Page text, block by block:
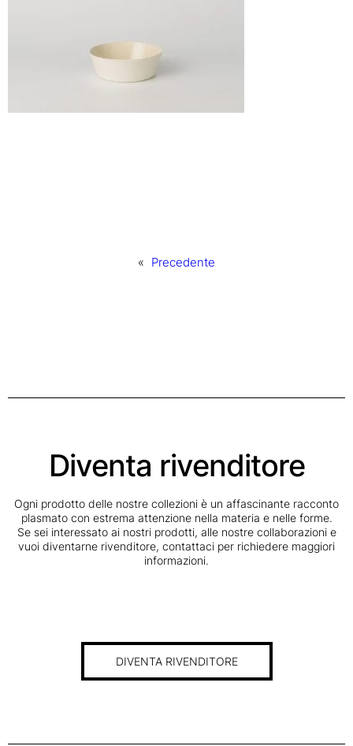
« Precedente
Diventa rivenditore
Ogni prodotto delle nostre collezioni è un affascinante racconto
plasmato con estrema attenzione nella materia e nelle forme.
Se sei interessato ai nostri prodotti, alle nostre collaborazioni e
vuoi diventarne rivenditore, contattaci per richiedere maggiori
informazioni.
DIVENTA RIVENDITORE